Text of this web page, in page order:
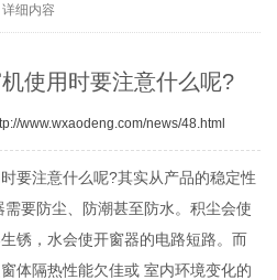
详细内容
使用时要注意什么呢?
www.wxaodeng.com/news/48.html
要注意什么呢?其实从产品的稳定性
要防尘、防潮甚至防水。积尘会使
锈，水会使开窗器的电路短路。而
体隔热性能欠佳或 室内环境变化的